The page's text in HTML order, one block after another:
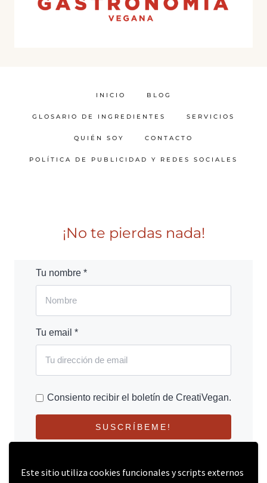
Este sitio utiliza cookies funcionales y scripts externos
INICIO BLOG
GLOSARIO DE INGREDIENTES SERVICIOS
QUIÉN SOY CONTACTO
POLÍTICA DE PUBLICIDAD Y REDES SOCIALES
¡No te pierdas nada!
Tu nombre *
Tu email *
Consiento recibir el boletín de CreatiVegan.
SUSCRÍBEME!